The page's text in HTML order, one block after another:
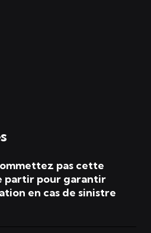
pas cette
partir pour garantir
en cas de sinistre